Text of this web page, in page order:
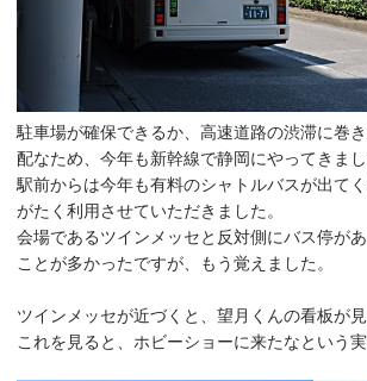
駐車場が確保できるか、高速道路の渋滞に巻
配なため、今年も新幹線で静岡にやってきまし
駅前からは今年も有料のシャトルバスが出て
がたく利用させていただきました。
会場であるツインメッセと反対側にバス停が
ことが多かったですが、もう覚えました。
ツインメッセが近づくと、望月くんの看板が見
これを見ると、ホビーショーに来たなという